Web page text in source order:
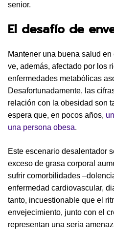
senior.
El desafío de
Mantener una buena salud
ve, además, afectado por los
enfermedades metabólicas
Desafortunadamente, las
relación con la obesidad son
espera que, en pocos años,
una persona obesa.
Este escenario desalentador
exceso de grasa corporal
sufrir comorbilidades
enfermedad cardiovascular,
tanto, incuestionable que el
envejecimiento, junto con el
representan una seria